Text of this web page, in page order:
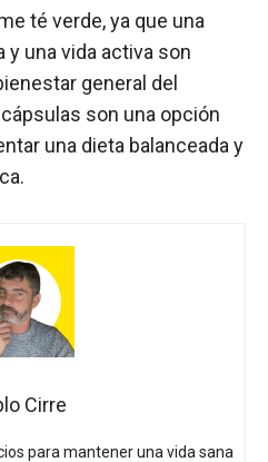
té verde, ya que una
y una vida activa son
general del
son una opción
una dieta balanceada y
Cirre
para mantener una vida sana